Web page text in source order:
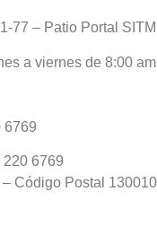
77 – Patio Portal
a viernes de 8:00
6769
220 6769
– Código Postal